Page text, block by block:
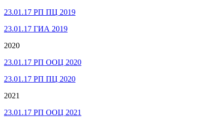
23.01.17 РП ПЦ 2019
23.01.17 ГИА 2019
2020
23.01.17 РП ООЦ 2020
23.01.17 РП ПЦ 2020
2021
23.01.17 РП ООЦ 2021